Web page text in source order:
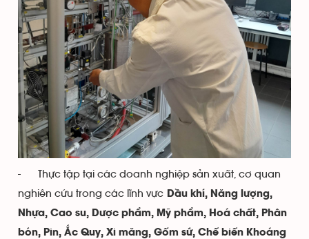
- Thực tập tại các doanh nghiệp sản xuất, cơ quan
nghiên cứu trong các lĩnh vực Dầu khí, Năng lượng,
Nhựa, Cao su, Dược phẩm, Mỹ phẩm, Hoá chất, Phân
bón, Pin, Ắc Quy, Xi măng, Gốm sứ, Chế biến Khoáng